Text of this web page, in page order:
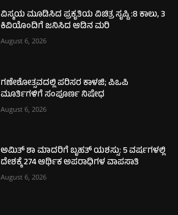
ವಿಸ್ಮಯ ಮೂಡಿಸಿದ ಪ್ರಕೃತಿಯ ವಿಚಿತ್ರ ಸೃಷ್ಟಿ :8 ಕಾಲು, 3
ಕಿವಿಯೊಂದಿಗೆ ಜನಿಸಿದ ಆಡಿನ ಮರಿ
August 6, 2026
ಗಣೇಶೋತ್ಸವದಲ್ಲಿ ಪರಿಸರ ಕಾಳಜಿ; ಪಿಒಪಿ
ಮೂರ್ತಿಗಳಿಗೆ ಸಂಪೂರ್ಣ ನಿಷೇಧ
August 6, 2026
ಅಮಿತ್ ಶಾ ಮಾದರಿಗೆ ಬೃಹತ್ ಯಶಸ್ಸು: 5 ವರ್ಷಗಳಲ್ಲಿ
ದೇಶಕ್ಕೆ 274 ಆರ್ಥಿಕ ಅಪರಾಧಿಗಳ ವಾಪಸಾತಿ
August 6, 2026